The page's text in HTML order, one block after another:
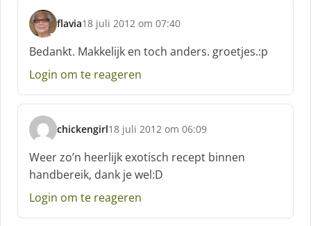
flavia
s
c
h
r
e
f
:
18 juli 2012 om 07:40
Bedankt. Makkelijk en toch anders. groetjes.:p
Login om te reageren
chickengirl
s
c
h
r
e
18 juli 2012 om 06:09
Weer zo’n heerlijk exotisch recept binnen
handbereik, dank je wel:D
Login om te reageren